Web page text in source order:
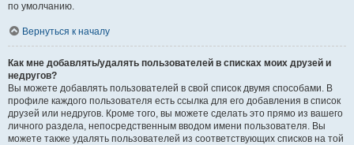
по умолчанию.
Вернуться к началу
Как мне добавлять/удалять пользователей в списках моих друзей и
недругов?
Вы можете добавлять пользователей в свой список двумя способами. В
профиле каждого пользователя есть ссылка для его добавления в список
друзей или недругов. Кроме того, вы можете сделать это прямо из вашего
личного раздела, непосредственным вводом имени пользователя. Вы
можете также удалять пользователей из соответствующих списков на той